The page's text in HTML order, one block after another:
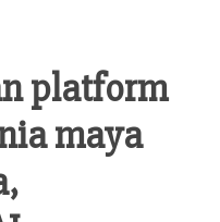
platform
maya